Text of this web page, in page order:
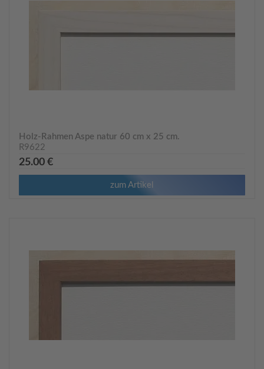
Holz-Rahmen Aspe natur 60 cm x 25 cm.
R9622
25.00 €
zum Artikel